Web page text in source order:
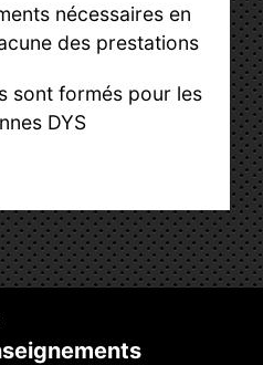
nécessaires en
des prestations
sont formés pour les
DYS